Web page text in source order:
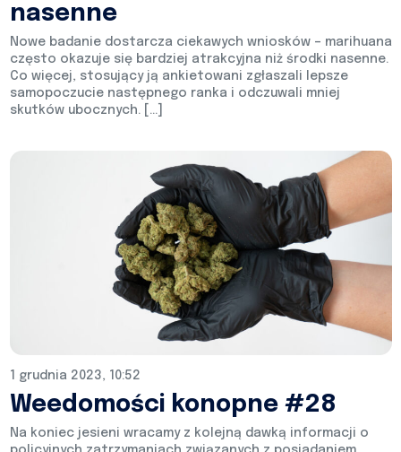
nasenne
Nowe badanie dostarcza ciekawych wniosków – marihuana
często okazuje się bardziej atrakcyjna niż środki nasenne.
Co więcej, stosujący ją ankietowani zgłaszali lepsze
samopoczucie następnego ranka i odczuwali mniej
skutków ubocznych. […]
1 grudnia 2023, 10:52
Weedomości konopne #28
Na koniec jesieni wracamy z kolejną dawką informacji o